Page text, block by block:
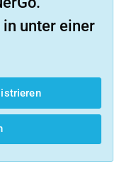
unter einer